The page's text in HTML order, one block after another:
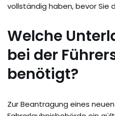
vollständig haben, bevor Sie
Welche
bei der
benötigt?
Zur Beantragung eines